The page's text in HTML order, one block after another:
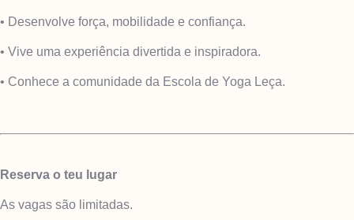
• Desenvolve força, mobilidade e confiança.
• Vive uma experiência divertida e inspiradora.
• Conhece a comunidade da Escola de Yoga Leça.
Reserva o teu lugar
As vagas são limitadas.